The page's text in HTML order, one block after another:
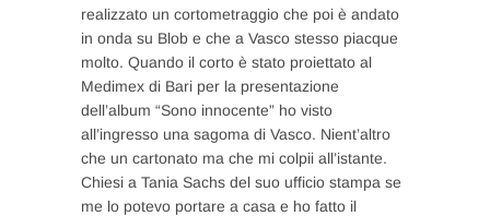
realizzato un cortometraggio che poi è andato
in onda su Blob e che a Vasco stesso piacque
molto. Quando il corto è stato proiettato al
Medimex di Bari per la presentazione
dell’album “Sono innocente” ho visto
all’ingresso una sagoma di Vasco. Nient’altro
che un cartonato ma che mi colpii all’istante.
Chiesi a Tania Sachs del suo ufficio stampa se
me lo potevo portare a casa e ho fatto il